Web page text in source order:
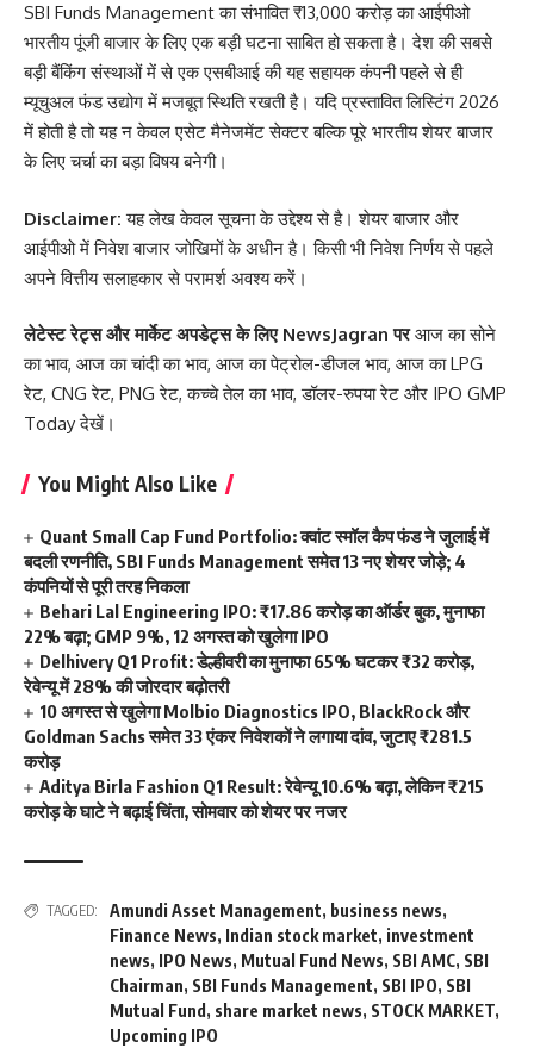
SBI Funds Management का संभावित ₹13,000 करोड़ का आईपीओ
भारतीय पूंजी बाजार के लिए एक बड़ी घटना साबित हो सकता है। देश की सबसे
बड़ी बैंकिंग संस्थाओं में से एक एसबीआई की यह सहायक कंपनी पहले से ही
म्यूचुअल फंड उद्योग में मजबूत स्थिति रखती है। यदि प्रस्तावित लिस्टिंग 2026
में होती है तो यह न केवल एसेट मैनेजमेंट सेक्टर बल्कि पूरे भारतीय शेयर बाजार
के लिए चर्चा का बड़ा विषय बनेगी।
Disclaimer: यह लेख केवल सूचना के उद्देश्य से है। शेयर बाजार और
आईपीओ में निवेश बाजार जोखिमों के अधीन है। किसी भी निवेश निर्णय से पहले
अपने वित्तीय सलाहकार से परामर्श अवश्य करें।
लेटेस्ट रेट्स और मार्केट अपडेट्स के लिए NewsJagran पर आज का सोने
का भाव, आज का चांदी का भाव, आज का पेट्रोल-डीजल भाव, आज का LPG
रेट, CNG रेट, PNG रेट,कच्चे तेल का भाव,डॉलर-रुपया रेट और IPO GMP
Todayदेखें।
You Might Also Like
Quant Small Cap Fund Portfolio: क्वांट स्मॉल कैप फंड ने जुलाई में
बदली रणनीति, SBI Funds Management समेत 13 नए शेयर जोड़े; 4
कंपनियों से पूरी तरह निकला
Behari Lal Engineering IPO: ₹17.86 करोड़ का ऑर्डर बुक, मुनाफा
22% बढ़ा; GMP 9%, 12 अगस्त को खुलेगा IPO
Delhivery Q1 Profit: डेल्हीवरी का मुनाफा 65% घटकर ₹32 करोड़,
रेवेन्यू में 28% की जोरदार बढ़ोतरी
10 अगस्त से खुलेगा Molbio Diagnostics IPO, BlackRock और
Goldman Sachs समेत 33 एंकर निवेशकों ने लगाया दांव, जुटाए ₹281.5
करोड़
Aditya Birla Fashion Q1 Result: रेवेन्यू 10.6% बढ़ा, लेकिन ₹215
करोड़ के घाटे ने बढ़ाई चिंता, सोमवार को शेयर पर नजर
TAGGED: Amundi Asset Management, business news,
Finance News, Indian stock market, investment
news, IPO News, Mutual Fund News, SBI AMC, SBI
Chairman, SBI Funds Management, SBI IPO, SBI
Mutual Fund , share market news, STOCK MARKET,
Upcoming IPO